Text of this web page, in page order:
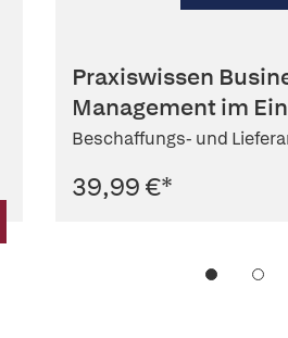
Praxiswissen
Management im
Beschaffungs- und
39,99 €*